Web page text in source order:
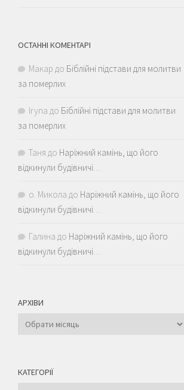
ОСТАННІ КОМЕНТАРІ
Макар до Біблійні підстави для молитви
за померлих
Iryna до Біблійні підстави для молитви
за померлих
Таня до Наріжний камінь, що його
відкинули будівничі…
о. Микола до Наріжний камінь, що його
відкинули будівничі…
Галина до Наріжний камінь, що його
відкинули будівничі…
АРХІВИ
Архіви
КАТЕГОРІЇ